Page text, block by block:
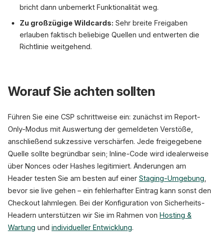
bricht dann unbemerkt Funktionalität weg.
Zu großzügige Wildcards: Sehr breite Freigaben
erlauben faktisch beliebige Quellen und entwerten die
Richtlinie weitgehend.
Worauf Sie achten sollten
Führen Sie eine CSP schrittweise ein: zunächst im Report-
Only-Modus mit Auswertung der gemeldeten Verstöße,
anschließend sukzessive verschärfen. Jede freigegebene
Quelle sollte begründbar sein; Inline-Code wird idealerweise
über Nonces oder Hashes legitimiert. Änderungen am
Header testen Sie am besten auf einer Staging-Umgebung
bevor sie live gehen – ein fehlerhafter Eintrag kann sonst den
Checkout lahmlegen. Bei der Konfiguration von Sicherheits-
Headern unterstützen wir Sie im Rahmen von Hosting &
Wartung und individueller Entwicklung.